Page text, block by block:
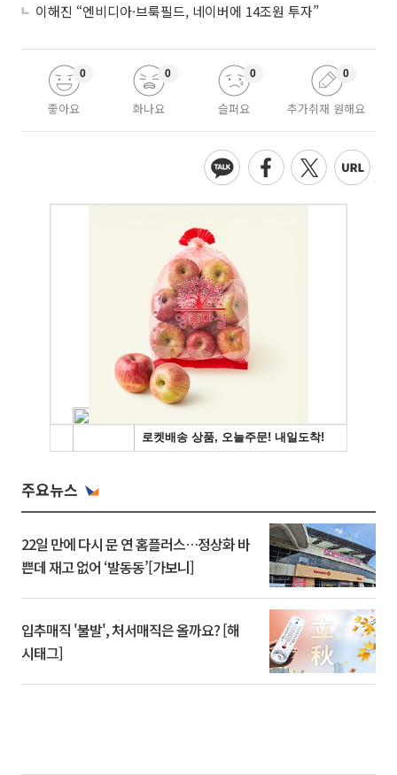
이해진 “엔비디아·브룩필드, 네이버에 14조원 투자”
좋아요
0
화나요
0
슬퍼요
0
추가취재 원해요
0
주요뉴스
22일 만에 다시 문 연 홈플러스…정상화 바
쁜데 재고 없어 ‘발동동’[가보니]
입추매직 '불발', 처서매직은 올까요? [해
시태그]